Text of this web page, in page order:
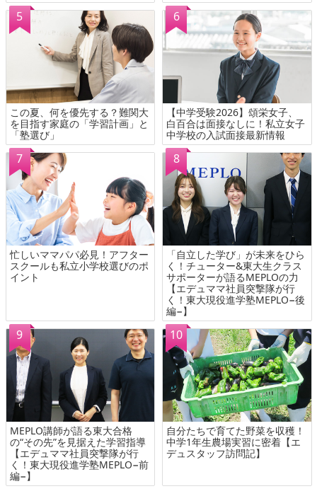
この夏、何を優先する？難関大
を目指す家庭の「学習計画」と
「塾選び」
【中学受験2026】頌栄女子、
白百合は面接なしに！私立女子
中学校の入試面接最新情報
忙しいママパパ必見！アフター
スクールも私立小学校選びのポ
イント
「自立した学び」が未来をひら
く！チューター&東大生クラス
サポーターが語るMEPLOの力
【エデュママ社員突撃隊が行
く！東大現役進学塾MEPLO−後
編−】
MEPLO講師が語る東大合格
の“その先”を見据えた学習指導
【エデュママ社員突撃隊が行
く！東大現役進学塾MEPLO−前
編−】
自分たちで育てた野菜を収穫！
中学1年生農場実習に密着【エ
デュスタッフ訪問記】